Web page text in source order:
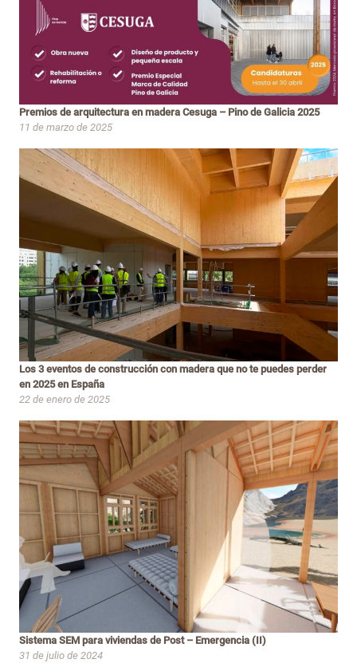
Premios de arquitectura en madera Cesuga – Pino de Galicia 2025
11 de marzo de 2025
Los 3 eventos de construcción con madera que no te puedes perder
en 2025 en España
22 de enero de 2025
Sistema SEM para viviendas de Post – Emergencia (II)
31 de julio de 2024